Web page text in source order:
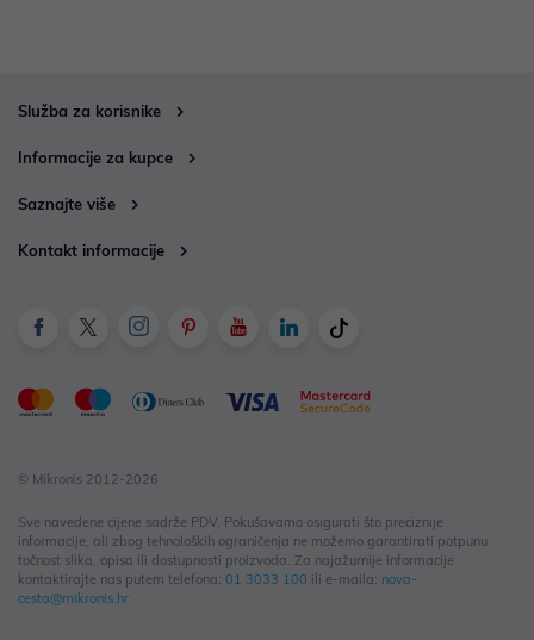
Služba za korisnike
Informacije za kupce
Saznajte više
Kontakt informacije
© Mikronis 2012-2026
Sve navedene cijene sadrže PDV. Pokušavamo osigurati što preciznije
informacije, ali zbog tehnoloških ograničenja ne možemo garantirati potpunu
točnost slika, opisa ili dostupnosti proizvoda. Za najažurnije informacije
kontaktirajte nas putem telefona: 01 3033 100 ili e-maila: nova-
cesta@mikronis.hr.